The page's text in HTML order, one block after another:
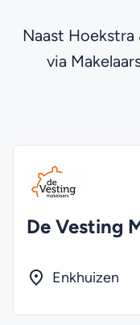
Naast Hoekstra
via
De Vesting
Enkhuizen